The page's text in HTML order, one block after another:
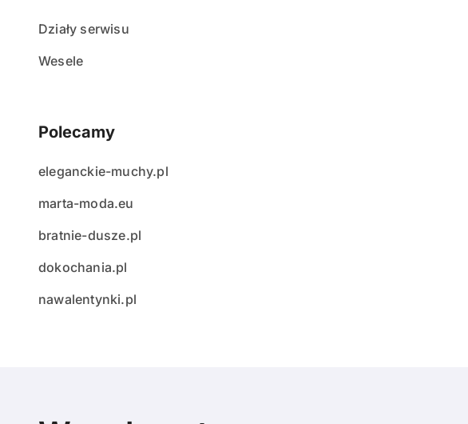
Działy serwisu
Wesele
Polecamy
eleganckie-muchy.pl
marta-moda.eu
bratnie-dusze.pl
dokochania.pl
nawalentynki.pl